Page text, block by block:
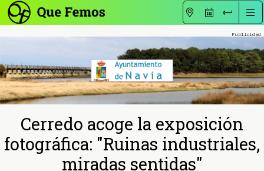
Cerredo acoge la exposición
fotográfica: "Ruinas industriales,
miradas sentidas"